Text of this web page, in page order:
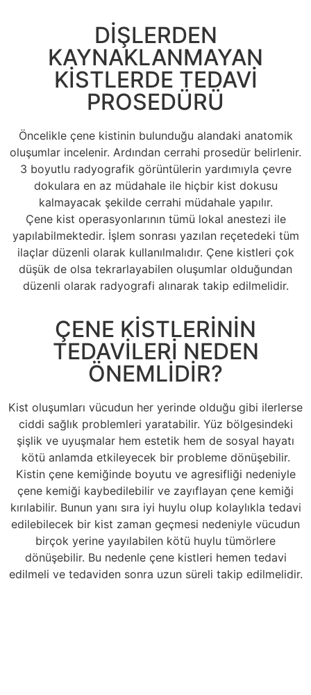
DİŞLERDEN
KAYNAKLANMAYAN
KİSTLERDE TEDAVİ
PROSEDÜRÜ
Öncelikle çene kistinin bulunduğu alandaki anatomik
oluşumlar incelenir. Ardından cerrahi prosedür belirlenir.
3 boyutlu radyografik görüntülerin yardımıyla çevre
dokulara en az müdahale ile hiçbir kist dokusu
kalmayacak şekilde cerrahi müdahale yapılır.
Çene kist operasyonlarının tümü lokal anestezi ile
yapılabilmektedir. İşlem sonrası yazılan reçetedeki tüm
ilaçlar düzenli olarak kullanılmalıdır. Çene kistleri çok
düşük de olsa tekrarlayabilen oluşumlar olduğundan
düzenli olarak radyografi alınarak takip edilmelidir.
ÇENE KİSTLERİNİN
TEDAVİLERİ NEDEN
ÖNEMLİDİR?
Kist oluşumları vücudun her yerinde olduğu gibi ilerlerse
ciddi sağlık problemleri yaratabilir. Yüz bölgesindeki
şişlik ve uyuşmalar hem estetik hem de sosyal hayatı
kötü anlamda etkileyecek bir probleme dönüşebilir.
Kistin çene kemiğinde boyutu ve agresifliği nedeniyle
çene kemiği kaybedilebilir ve zayıflayan çene kemiği
kırılabilir. Bunun yanı sıra iyi huylu olup kolaylıkla tedavi
edilebilecek bir kist zaman geçmesi nedeniyle vücudun
birçok yerine yayılabilen kötü huylu tümörlere
dönüşebilir. Bu nedenle çene kistleri hemen tedavi
edilmeli ve tedaviden sonra uzun süreli takip edilmelidir.